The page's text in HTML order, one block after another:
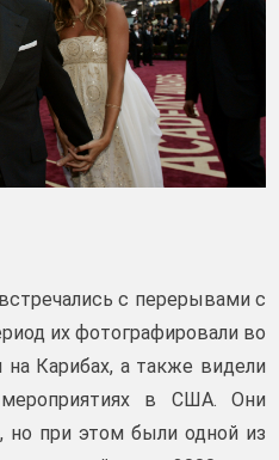
с перерывами с
их фотографировали во
Карибах, а также видели
в США. Они
но при этом были одной из